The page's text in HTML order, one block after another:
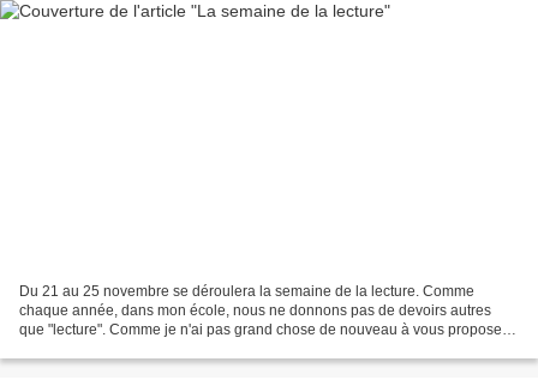
Du 21 au 25 novembre se déroulera la semaine de la lecture. Comme
chaque année, dans mon école, nous ne donnons pas de devoirs autres
que "lecture". Comme je n'ai pas grand chose de nouveau à vous proposer